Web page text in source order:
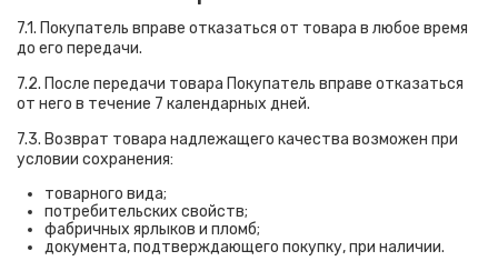
7.1. Покупатель вправе отказаться от товара в любое время
до его передачи.
7.2. После передачи товара Покупатель вправе отказаться
от него в течение 7 календарных дней.
7.3. Возврат товара надлежащего качества возможен при
условии сохранения:
товарного вида;
потребительских свойств;
фабричных ярлыков и пломб;
документа, подтверждающего покупку, при наличии.